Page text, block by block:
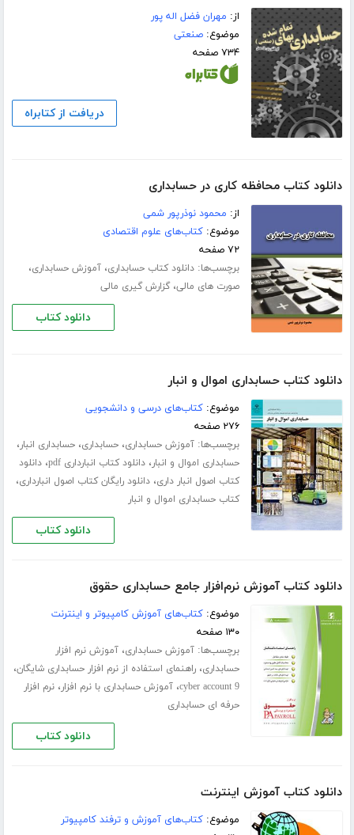
از: مهران فضل اله پور
موضوع:صنعتی
۷۳۴ صفحه
دریافت از کتابراه
دانلود کتاب محافظه کاری در حسابداری
از: محمود نوذرپور شمی
موضوع:کتاب‌های علوم اقتصادی
۷۲ صفحه
برچسب‌ها:دانلود کتاب حسابداری،آموزش حسابداری،
صورت های مالی،گزارش گیری مالی
دانلود کتاب
دانلود کتاب حسابداری اموال و انبار
موضوع:کتاب‌های درسی و دانشجویی
۲۷۶ صفحه
برچسب‌ها:آموزش حسابداری،حسابداری،حسابداری انبار،
حسابداری اموال و انبار،دانلود کتاب انبارداری pdf ،دانلود
کتاب اصول انبار داری،دانلود رایگان کتاب اصول انبارداری،
کتاب حسابداری اموال و انبار
دانلود کتاب
دانلود کتاب آموزش نرم‌افزار جامع حسابداری حقوق
موضوع:کتاب‌های آموزش کامپیوتر و اینترنت
۱۳۰ صفحه
برچسب‌ها:آموزش حسابداری،آموزش نرم افزار
حسابداری،راهنمای استفاده از نرم افزار حسابداری شایگان،
cyber account 9،آموزش حسابداری با نرم افزار،نرم افزار
حرفه ای حسابداری
دانلود کتاب
دانلود کتاب آموزش اینترنت
موضوع:کتاب‌های آموزش و ترفند کامپیوتر